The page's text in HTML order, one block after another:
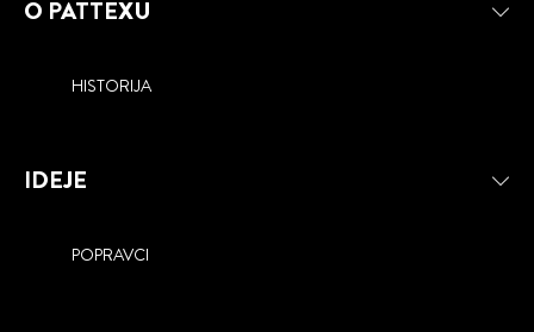
O PATTEXU
HISTORIJA
IDEJE
POPRAVCI